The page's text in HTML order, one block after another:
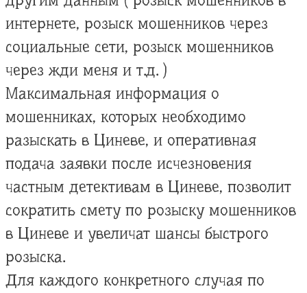
интернете, розыск мошенников через
социальные сети, розыск мошенников
через жди меня и т.д. )
Максимальная информация о
мошенниках, которых необходимо
разыскать в Циневе, и оперативная
подача заявки после исчезновения
частным детективам в Циневе, позволит
сократить смету по розыску мошенников
в Циневе и увеличат шансы быстрого
розыска.
Для каждого конкретного случая по